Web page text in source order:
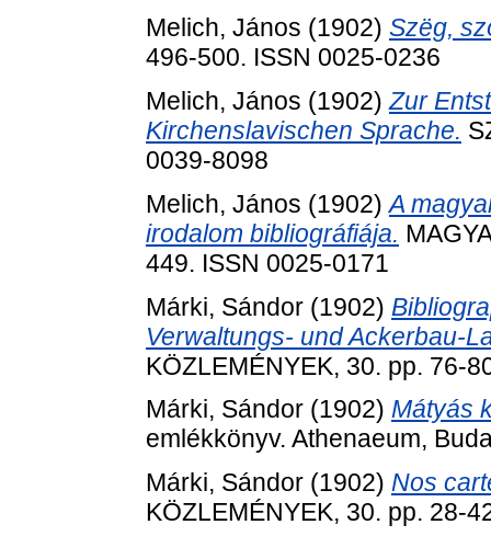
Melich, János (1902) Szëg,
496-500. ISSN 0025-0236
Melich, János (1902)Zur
Kirchenslavischen Sprache.
0039-8098
Melich, János (1902)A
irodalom bibliográfiája.
449. ISSN 0025-0171
Márki, Sándor (1902)
Verwaltungs- und Ackerbau-
KÖZLEMÉNYEK, 30. pp. 76-
Márki, Sándor (1902) Mátyás
emlékkönyv. Athenaeum,
Márki, Sándor (1902) Nos
KÖZLEMÉNYEK, 30. pp. 28-